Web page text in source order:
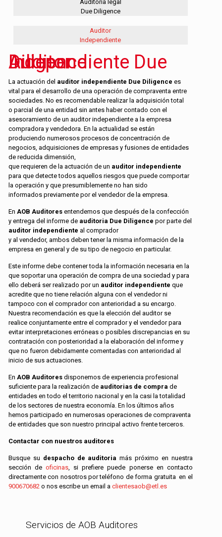
Auditoria legal
Due Diligence
Auditor
Independiente
Auditor Independiente Due Diligence
La actuación del auditor independiente Due Diligence es
vital para el desarrollo de una operación de compraventa entre
sociedades. No es recomendable realizar la adquisición total
o parcial de una entidad sin antes haber contado con el
asesoramiento de un auditor independiente a la empresa
compradora y vendedora. En la actualidad se están
produciendo numerosos procesos de concentración de
negocios, adquisiciones de empresas y fusiones de entidades
de reducida dimensión,
que requieren de la actuación de un auditor independiente
para que detecte todos aquellos riesgos que puede comportar
la operación y que presumiblemente no han sido
informados previamente por el vendedor de la empresa.
En AOB Auditores entendemos que después de la confección
y entrega del informe de auditoria Due Diligence por parte del
auditor independiente al comprador
y al vendedor, ambos deben tener la misma información de la
empresa en general y de su tipo de negocio en particular.
Este informe debe contener toda la información necesaria en la
que soportar una operación de compra de una sociedad y para
ello deberá ser realizado por un auditor independiente que
acredite que no tiene relación alguna con el vendedor ni
tampoco con el comprador con anterioridad a su encargo.
Nuestra recomendación es que la elección del auditor se
realice conjuntamente entre el comprador y el vendedor para
evitar interpretaciones erróneas o posibles discrepancias en su
contratación con posterioridad a la elaboración del informe y
que no fueron debidamente comentadas con anterioridad al
inicio de sus actuaciones.
En AOB Auditores disponemos de experiencia profesional
suficiente para la realización de auditorias de compra de
entidades en todo el territorio nacional y en la casi la totalidad
de los sectores de nuestra economía. En los últimos años
hemos participado en numerosas operaciones de compraventa
de entidades que son nuestro principal activo frente terceros.
Contactar con nuestros auditores
Busque su despacho de auditoria más próximo en nuestra
sección deoficinas, si prefiere puede ponerse en contacto
directamente con nosotros por teléfono de forma gratuita en el
900670682 o nos escribe un email a clientesaob@etl.es
Servicios de AOB Auditores